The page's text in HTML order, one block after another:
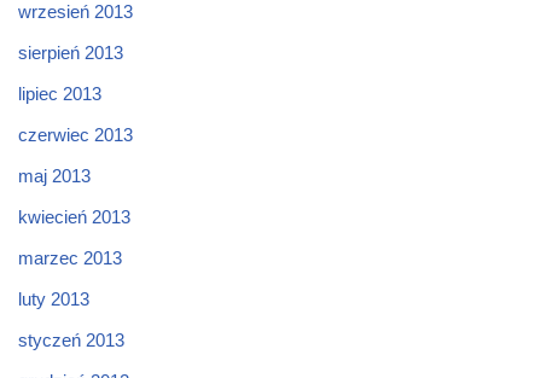
wrzesień 2013
sierpień 2013
lipiec 2013
czerwiec 2013
maj 2013
kwiecień 2013
marzec 2013
luty 2013
styczeń 2013